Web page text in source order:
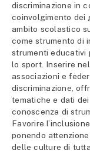
discriminazione in
coinvolgimento dei
ambito scolastico
come strumento di
strumenti educativi
lo sport. Inserire
associazioni e
discriminazione,
tematiche e dati
conoscenza di
Favorire
ponendo
delle culture di